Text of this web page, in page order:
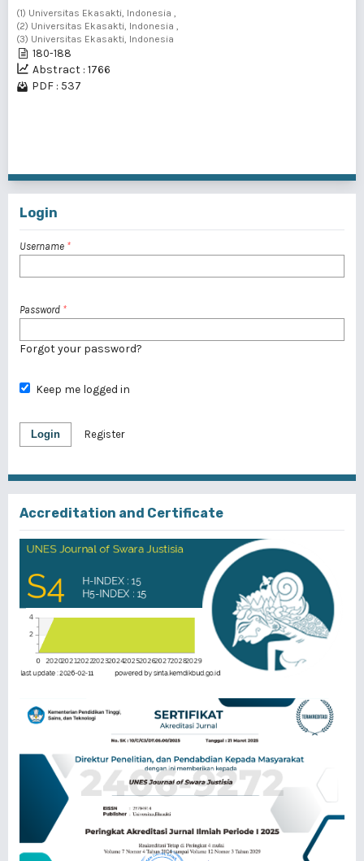
(1) Universitas Ekasakti, Indonesia ,
(2) Universitas Ekasakti, Indonesia ,
(3) Universitas Ekasakti, Indonesia
180-188
Abstract : 1766
PDF : 537
Login
Username *
Password *
Forgot your password?
Keep me logged in
Login Register
Accreditation and Certificate